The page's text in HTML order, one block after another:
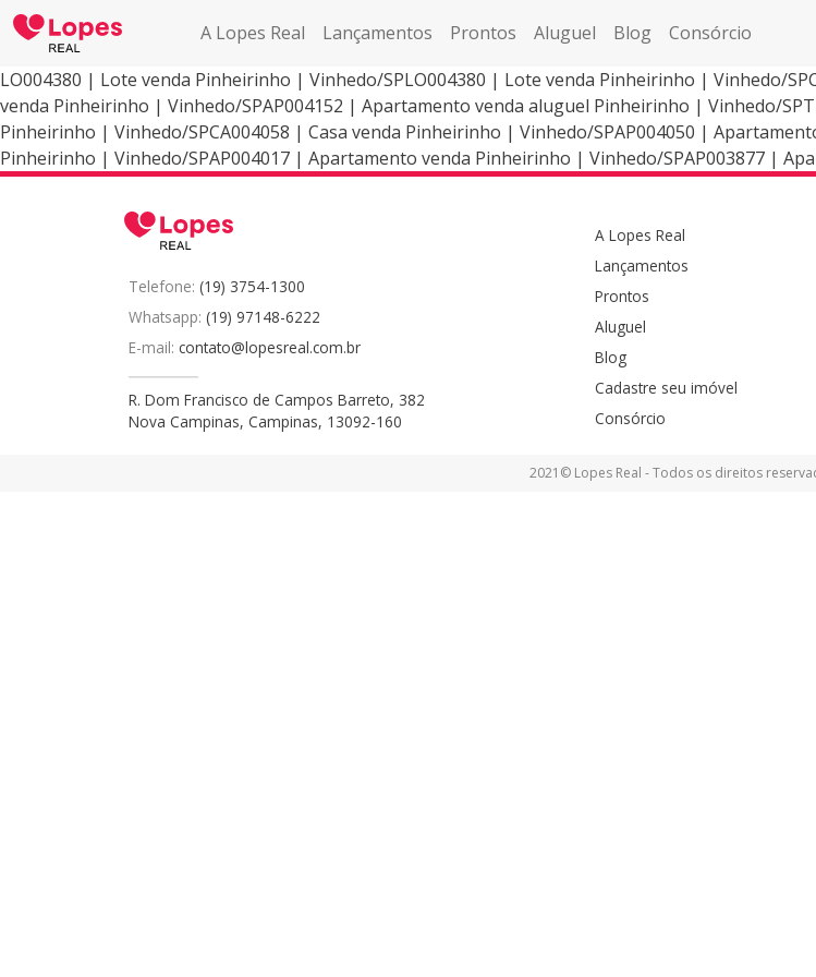
A Lopes Real Lançamentos Prontos Aluguel Blog Consórcio
LO004380 | Lote venda Pinheirinho | Vinhedo/SPLO004380 | Lote venda Pinheirinho | Vinhedo/
venda Pinheirinho | Vinhedo/SPAP004152 | Apartamento venda aluguel Pinheirinho | Vinhedo/
Pinheirinho | Vinhedo/SPCA004058 | Casa venda Pinheirinho | Vinhedo/SPAP004050 |
Pinheirinho | Vinhedo/SPAP004017 | Apartamento venda Pinheirinho | Vinhedo/SPAP003877 |
Telefone: (19) 3754-1300
Whatsapp: (19) 97148-6222
E-mail: contato@lopesreal.com.br
R. Dom Francisco de Campos Barreto, 382
Nova Campinas, Campinas, 13092-160
A Lopes Real
Lançamentos
Prontos
Aluguel
Blog
Cadastre seu imóvel
Consórcio
2021© Lopes Real - Todos os direitos